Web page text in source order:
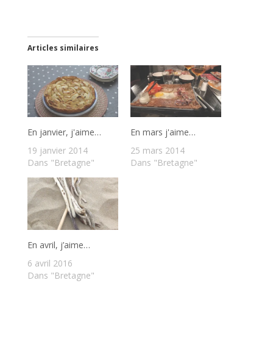
Articles similaires
En janvier, j'aime…
19 janvier 2014
Dans "Bretagne"
En mars j'aime…
25 mars 2014
Dans "Bretagne"
En avril, j’aime…
6 avril 2016
Dans "Bretagne"